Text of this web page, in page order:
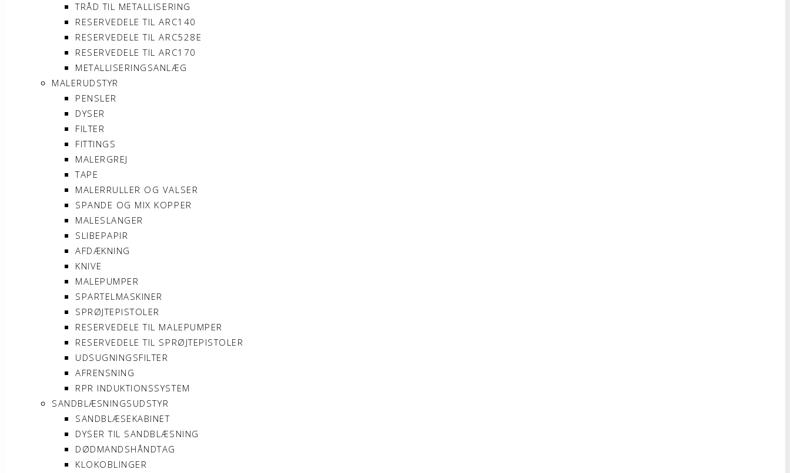
TRÅD TIL METALLISERING
RESERVEDELE TIL ARC140
RESERVEDELE TIL ARC528E
RESERVEDELE TIL ARC170
METALLISERINGSANLÆG
MALERUDSTYR
PENSLER
DYSER
FILTER
FITTINGS
MALERGREJ
TAPE
MALERRULLER OG VALSER
SPANDE OG MIX KOPPER
MALESLANGER
SLIBEPAPIR
AFDÆKNING
KNIVE
MALEPUMPER
SPARTELMASKINER
SPRØJTEPISTOLER
RESERVEDELE TIL MALEPUMPER
RESERVEDELE TIL SPRØJTEPISTOLER
UDSUGNINGSFILTER
AFRENSNING
RPR INDUKTIONSSYSTEM
SANDBLÆSNINGSUDSTYR
SANDBLÆSEKABINET
DYSER TIL SANDBLÆSNING
DØDMANDSHÅNDTAG
KLOKOBLINGER